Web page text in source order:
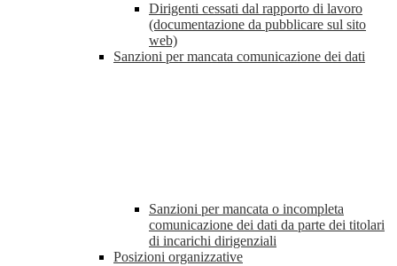
Dirigenti cessati dal rapporto di lavoro
(documentazione da pubblicare sul sito
web)
Sanzioni per mancata comunicazione dei dati
Sanzioni per mancata o incompleta
comunicazione dei dati da parte dei titolari
di incarichi dirigenziali
Posizioni organizzative